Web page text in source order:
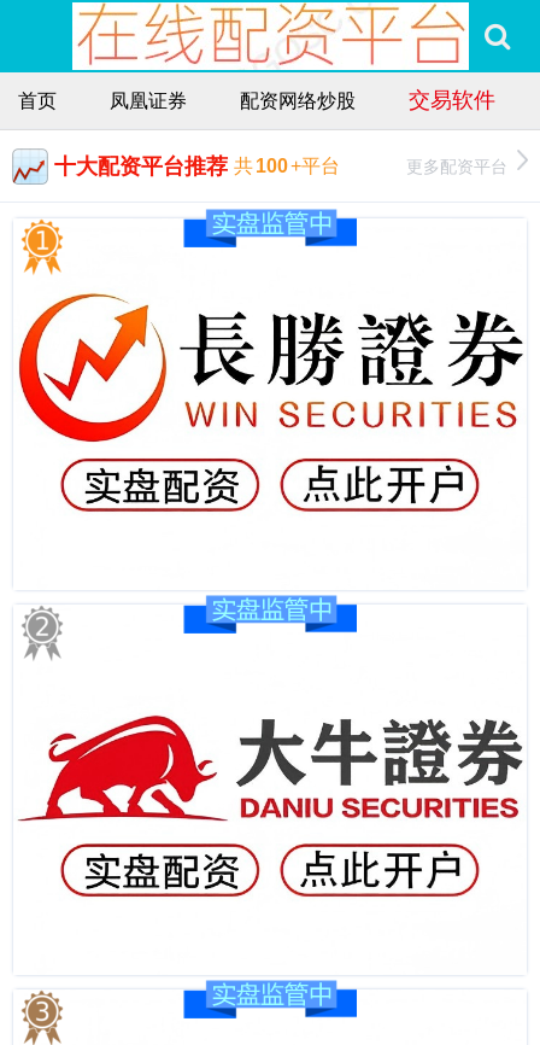
首页 凤凰证券 配资网络炒股 交易软件
十大配资平台推荐 共100+平台 更多配资平台